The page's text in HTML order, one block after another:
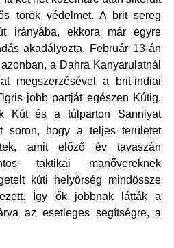
török védelmet. A brit sereg
irányába, ekkora már egyre
akadályozta. Február 13-án
a Dahra Kanyarulatnál
megszerzésével a brit-indiai
jobb partját egészen Kútig.
Kút és a túlparton Sanniyat
soron, hogy a teljes területet
amit előző év tavaszán
taktikai manővereknek
kúti helyőrség mindössze
Így ők jobbnak látták a
az esetleges segítségre, a